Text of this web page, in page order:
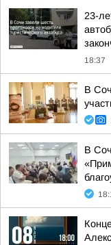
23-
18:37
В
В